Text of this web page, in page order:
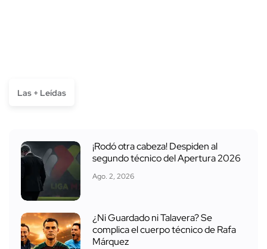
Las + Leídas
¡Rodó otra cabeza! Despiden al
segundo técnico del Apertura 2026
Ago. 2, 2026
¿Ni Guardado ni Talavera? Se
complica el cuerpo técnico de Rafa
Márquez